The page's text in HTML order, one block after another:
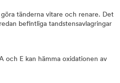
tänderna vitare och renare. Det
befintliga tandstensavlagringar
och E kan hämma oxidationen av